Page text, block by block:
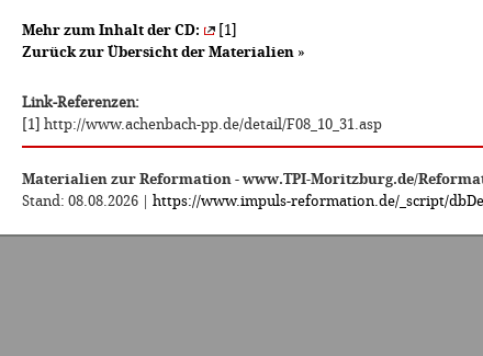
Mehr zum Inhalt der CD:
[1]
Zurück zur Übersicht der Materialien »
Link-Referenzen:
[1] http://www.achenbach-pp.de/detail/F08_10_31.asp
Materialien zur Reformation - www.TPI-Moritzburg.de/
Stand: 08.08.2026 | https://www.impuls-reformation.de/_script/